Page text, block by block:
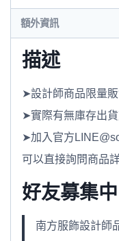
額外資訊
描述
➤設計師商品限量
➤實際有無庫存出
➤加入官方
可以直接詢問商品
好友募集中
南方服飾設計師